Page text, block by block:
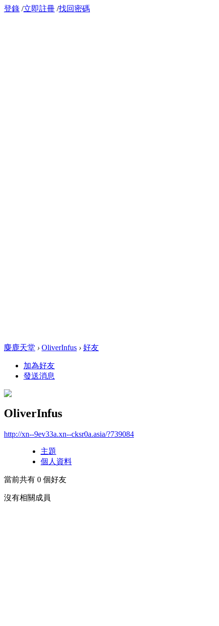
登錄 /立即註冊 /找回密碼
麋鹿天堂 › OliverInfus › 好友
加為好友
發送消息
OliverInfus
http://xn--9ev33a.xn--cksr0a.asia/?739084
主題
個人資料
當前共有 0 個好友
沒有相關成員